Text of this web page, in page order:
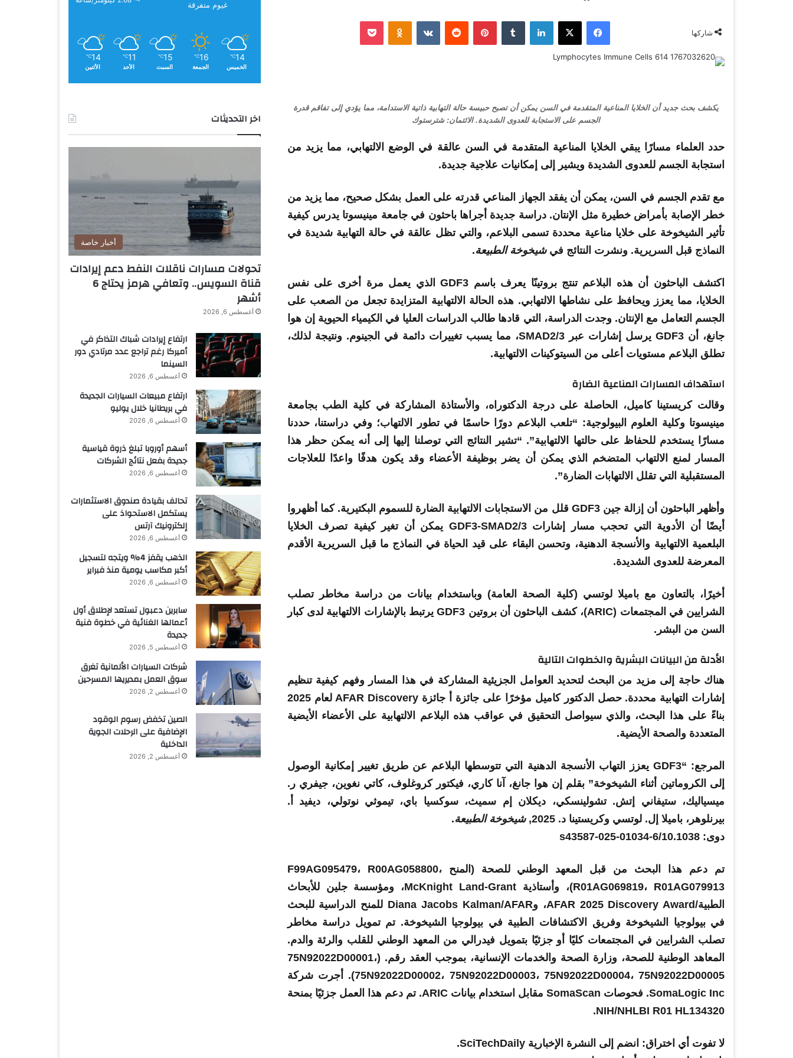
شاركها
فيسبوك ‫X لينكدإن بينتيريست ‏VKontakte
يكشف بحث جديد أن الخلايا المناعية المتقدمة في السن يمكن أن تصبح حبيسة حالة التهابية ذاتية الاستدامة، مما يؤدي إلى تفاقم قدرة
الجسم على الاستجابة للعدوى الشديدة. الائتمان: شترستوك
حدد العلماء مسارًا يبقي الخلايا المناعية المتقدمة في السن عالقة في الوضع الالتهابي، مما يزيد من
استجابة الجسم للعدوى الشديدة ويشير إلى إمكانيات علاجية جديدة.
مع تقدم الجسم في السن، يمكن أن يفقد الجهاز المناعي قدرته على العمل بشكل صحيح، مما يزيد من
خطر الإصابة بأمراض خطيرة مثل الإنتان. دراسة جديدة أجراها باحثون في جامعة مينيسوتا يدرس كيفية
تأثير الشيخوخة على خلايا مناعية محددة تسمى البلاعم، والتي تظل عالقة في حالة التهابية شديدة في
النماذج قبل السريرية. ونشرت النتائج فيشيخوخة الطبيعة.
اكتشف الباحثون أن هذه البلاعم تنتج بروتينًا يعرف باسم GDF3 الذي يعمل مرة أخرى على نفس
الخلايا، مما يعزز ويحافظ على نشاطها الالتهابي. هذه الحالة الالتهابية المتزايدة تجعل من الصعب على
الجسم التعامل مع الإنتان. وجدت الدراسة، التي قادها طالب الدراسات العليا في الكيمياء الحيوية إن هوا
جانغ، أن GDF3 يرسل إشارات عبر SMAD2/3، مما يسبب تغييرات دائمة في الجينوم. ونتيجة لذلك،
تطلق البلاعم مستويات أعلى من السيتوكينات الالتهابية.
استهداف المسارات المناعية الضارة
وقالت كريستينا كاميل، الحاصلة على درجة الدكتوراه، والأستاذة المشاركة في كلية الطب بجامعة
مينيسوتا وكلية العلوم البيولوجية: “تلعب البلاعم دورًا حاسمًا في تطور الالتهاب؛ وفي دراستنا، حددنا
مسارًا يستخدم للحفاظ على حالتها الالتهابية”. “تشير النتائج التي توصلنا إليها إلى أنه يمكن حظر هذا
المسار لمنع الالتهاب المتضخم الذي يمكن أن يضر بوظيفة الأعضاء وقد يكون هدفًا واعدًا للعلاجات
المستقبلية التي تقلل الالتهابات الضارة”.
وأظهر الباحثون أن إزالة جين GDF3 قلل من الاستجابات الالتهابية الضارة للسموم البكتيرية. كما أظهروا
أيضًا أن الأدوية التي تحجب مسار إشارات GDF3-SMAD2/3 يمكن أن تغير كيفية تصرف
الخلايا
البلعمية الالتهابية والأنسجة الدهنية، وتحسن البقاء على قيد الحياة في النماذج ما قبل السريرية الأقدم
المعرضة للعدوى الشديدة.
أخيرًا، بالتعاون مع باميلا لوتسي (كلية الصحة العامة) وباستخدام بيانات من دراسة مخاطر تصلب
الشرايين في المجتمعات (ARIC)، كشف الباحثون أن بروتين GDF3 يرتبط بالإشارات الالتهابية لدى كبار
السن من البشر.
الأدلة من البيانات البشرية والخطوات التالية
هناك حاجة إلى مزيد من البحث لتحديد العوامل الجزيئية المشاركة في هذا المسار وفهم كيفية تنظيم
إشارات التهابية محددة. حصل الدكتور كاميل مؤخرًا على جائزة أ جائزة AFAR Discovery لعام 2025
بناءً على هذا البحث، والذي سيواصل التحقيق في عواقب هذه البلاعم الالتهابية على الأعضاء الأيضية
المتعددة والصحة الأيضية.
المرجع: “GDF3 يعزز التهاب الأنسجة الدهنية التي تتوسطها البلاعم عن طريق تغيير إمكانية الوصول
إلى الكروماتين أثناء الشيخوخة” بقلم إن هوا جانغ، آنا كاري، فيكتور كروغلوف، كاتي نغوين، جيفري ر.
ميسياليك، ستيفاني إتش. تشولينسكي، ديكلان إم سميث، سوكسيا باي، تيموثي نوتولي، ديفيد أ.
بيرنلوهر، باميلا إل. لوتسي وكريستينا د. 2025,
شيخوخة الطبيعة.
دوى: 10.1038/s43587-025-01034-6
تم دعم هذا البحث من قبل المعهد الوطني للصحة (المنح F99AG095479، R00AG058800،
R01AG069819، R01AG079913)، وأستاذية McKnight Land-Grant، ومؤسسة جلين للأبحاث
الطبية/AFAR 2025 Discovery Award، وDiana Jacobs Kalman/AFAR للمنح الدراسية للبحث
في بيولوجيا الشيخوخة وفريق الاكتشافات الطبية في بيولوجيا الشيخوخة. تم تمويل دراسة مخاطر
تصلب الشرايين في المجتمعات كليًا أو جزئيًا بتمويل فيدرالي من المعهد الوطني للقلب والرئة والدم.
المعاهد الوطنية للصحة
، وزارة الصحة والخدمات الإنسانية، بموجب العقد رقم. (75N92022D00001،
75N92022D00002، 75N92022D00003، 75N92022D00004، 75N92022D00005). أجرت شركة
SomaLogic Inc. فحوصات SomaScan مقابل استخدام بيانات ARIC. تم دعم هذا العمل جزئيًا بمنحة
NIH/NHLBI R01 HL134320.
لا تفوت أي اختراق: انضم إلى النشرة الإخبارية SciTechDaily.
غيوم متفرقة
14
℃
الخميس
16
℃
الجمعة
15
℃
السبت
11
℃
الأحد
14
℃
الأثنين
اخر التحديثات
أخبار خاصة
تحولات مسارات ناقلات النفط دعم إيرادات
قناة السويس.. وتعافي هرمز يحتاج 6
أشهر
أغسطس 6, 2026
ارتفاع إيرادات شباك التذاكر في
أميركا رغم تراجع عدد مرتادي دور
السينما
أغسطس 6, 2026
ارتفاع مبيعات السيارات الجديدة
في بريطانيا خلال يوليو
أغسطس 6, 2026
أسهم أوروبا تبلغ ذروة قياسية
جديدة بفعل نتائج الشركات
أغسطس 6, 2026
تحالف بقيادة صندوق الاستثمارات
يستكمل الاستحواذ على
إلكترونيك آرتس
أغسطس 6, 2026
الذهب يقفز 4% ويتجه لتسجيل
أكبر مكاسب يومية منذ فبراير
أغسطس 6, 2026
سابرين دعبول تستعد لإطلاق أول
أعمالها الغنائية في خطوة فنية
جديدة
أغسطس 5, 2026
شركات السيارات الألمانية تغرق
سوق العمل بمديريها المسرحين
أغسطس 2, 2026
الصين تخفض رسوم الوقود
الإضافية على الرحلات الجوية
الداخلية
أغسطس 2, 2026